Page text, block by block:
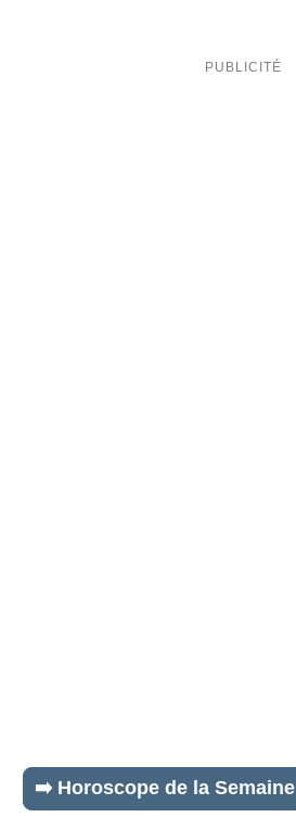
➡️ Horoscope de la Semaine